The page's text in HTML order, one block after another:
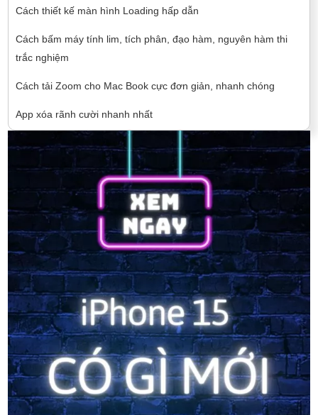
Cách thiết kế màn hình Loading hấp dẫn
Cách bấm máy tính lim, tích phân, đạo hàm, nguyên hàm thi
trắc nghiệm
Cách tải Zoom cho Mac Book cực đơn giản, nhanh chóng
App xóa rãnh cười nhanh nhất